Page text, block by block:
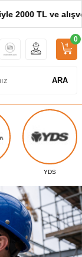
ve
ARA
0
Polly Boot